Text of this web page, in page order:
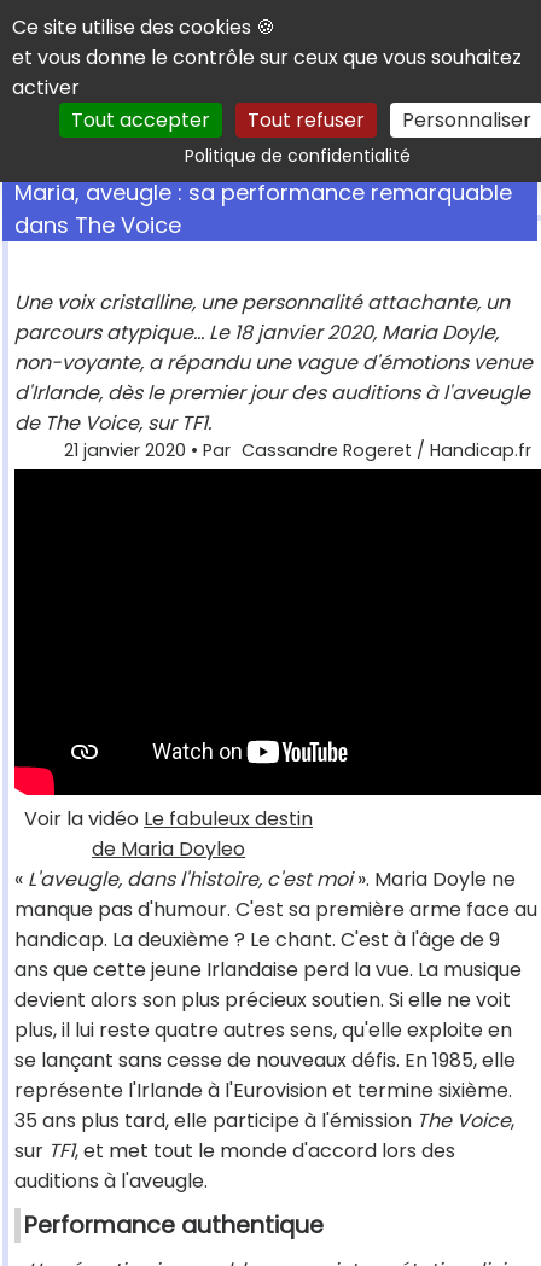
Panneau de gestion des cookies
Ce site utilise des cookies 🍪
et vous donne le contrôle sur ceux que vous souhaitez
activer
Tout accepter
Tout refuser Personnaliser
Politique de confidentialitéRechercher
Maria, aveugle : sa performance remarquable
dans The Voice
Une voix cristalline, une personnalité attachante, un
parcours atypique... Le 18 janvier 2020, Maria Doyle,
non-voyante, a répandu une vague d'émotions venue
d'Irlande, dès le premier jour des auditions à l'aveugle
de The Voice, sur TF1.
21 janvier 2020 • Par Cassandre Rogeret / Handicap.fr
Voir la vidéo Le fabuleux destin
de Maria Doyleo
« L'aveugle, dans l'histoire, c'est moi». Maria Doyle ne
manque pas d'humour. C'est sa première arme face au
handicap. La deuxième ? Le chant. C'est à l'âge de 9
ans que cette jeune Irlandaise perd la vue. La musique
devient alors son plus précieux soutien. Si elle ne voit
plus, il lui reste quatre autres sens, qu'elle exploite en
se lançant sans cesse de nouveaux défis. En 1985, elle
représente l'Irlande à l'Eurovision et termine sixième.
35 ans plus tard, elle participe à l'émission The Voice,
sur TF1, et met tout le monde d'accord lors des
auditions à l'aveugle.
Performance authentique